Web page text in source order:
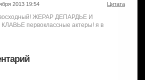
2013 19:54 Цитата
ЖЕРАР ДЕПАРДЬЕ И
первоклассные актеры! я в